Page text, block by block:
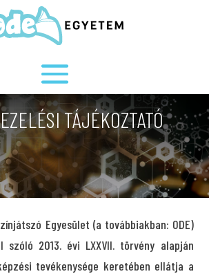
TÁJÉKOZTATÓ
Egyesület (a továbbiakban: ODE)
2013. évi LXXVII. törvény alapján
tevékenysége keretében ellátja a